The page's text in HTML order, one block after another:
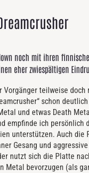
noch mit ihren
eher zwiespältigen
Vorgänger teilweise
schon
und etwas Death
empfinde ich persönlich
unterstützen. Auch die
Gesang und
nutzt sich die Platte
Metal bevorzugen (als